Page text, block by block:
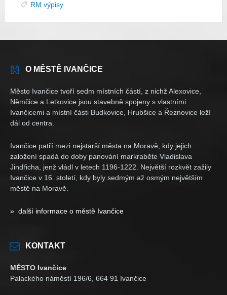
RM výpisy
O MĚSTĚ IVANČICE
Město Ivančice tvoří sedm místních částí, z nichž Alexovice,
Němčice a Letkovice jsou stavebně spojeny s vlastními
Ivančicemi a místní části Budkovice, Hrubšice a Řeznovice leží
dál od centra.
Ivančice patří mezi nejstarší města na Moravě, kdy jejich
založení spadá do doby panování markraběte Vladislava
Jindřicha, jenž vládl v letech 1196-1222. Největší rozkvět zažily
Ivančice v 16. století, kdy byly sedmým až osmým největším
městě na Moravě.
» další informace o městě Ivančice
KONTAKT
MĚSTO Ivančice
Palackého náměstí 196/6, 664 91 Ivančice